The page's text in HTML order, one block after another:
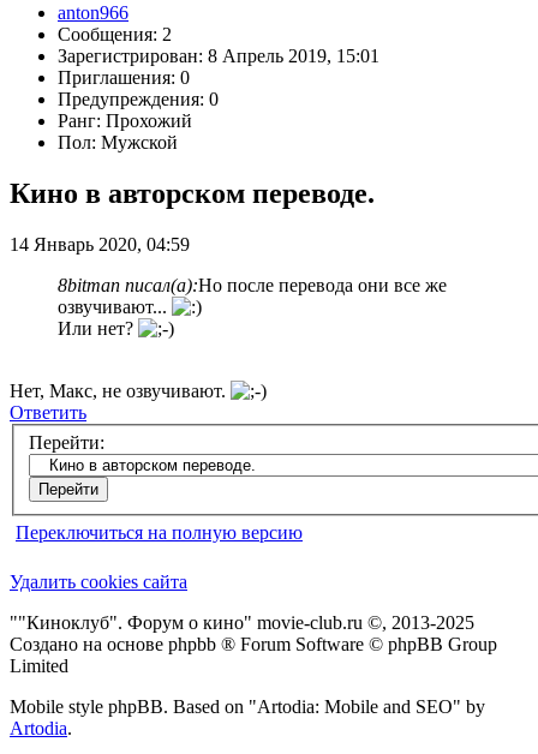
anton966
Сообщения: 2
Зарегистрирован: 8 Апрель 2019, 15:01
Приглашения: 0
Предупреждения: 0
Ранг: Прохожий
Пол: Мужской
Кино в авторском переводе.
14 Январь 2020, 04:59
8bitman писал(а):Но после перевода они все же
озвучивают...
Или нет?
Нет, Макс, не озвучивают.
Ответить
Перейти:
Переключиться на полную версию
Удалить cookies сайта
""Киноклуб". Форум о кино" movie-club.ru ©, 2013-2025
Создано на основе phpbb ® Forum Software © phpBB Group
Limited
Mobile style phpBB. Based on "Artodia: Mobile and SEO" by
Artodia.